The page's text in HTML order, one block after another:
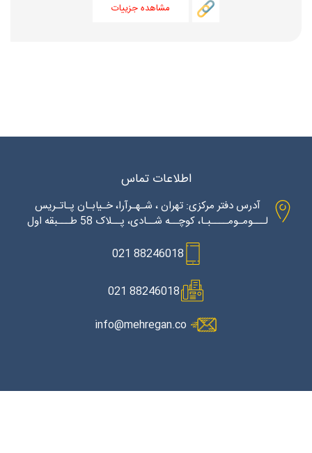
مشاهده جزییات
اطلاعات تماس
آدرس دفتر مرکزی: تهران ، شـهـرآرا، خـیابـان پـاتـریس
لـــومـومــــبـا، کوچــه شــادی، پــلاک 58 طـــبقه اول
88246018 021
88246018 021